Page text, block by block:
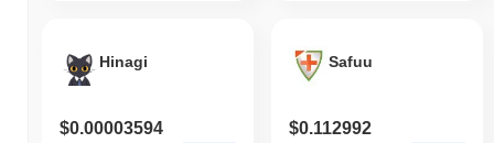
Hinagi
$0.00003594
Safuu
$0.112992